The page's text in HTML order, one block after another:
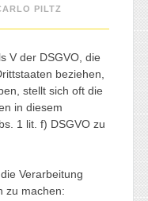
PILTZ
V der DSGVO, die
beziehen,
stellt sich oft die
in diesem
1 lit. f) DSGVO zu
Verarbeitung
zu machen: